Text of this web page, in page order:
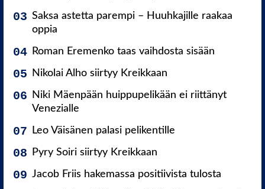
Saksa astetta parempi – Huuhkajille raakaa
oppia
Roman Eremenko taas vaihdosta sisään
Nikolai Alho siirtyy Kreikkaan
Niki Mäenpään huippupelikään ei riittänyt
Venezialle
Leo Väisänen palasi pelikentille
Pyry Soiri siirtyy Kreikkaan
Jacob Friis hakemassa positiivista tulosta